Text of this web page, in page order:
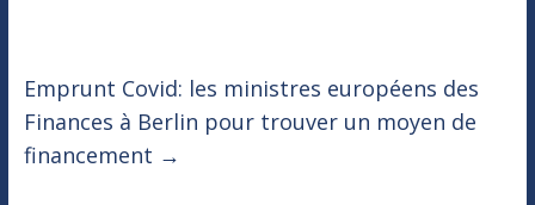
Emprunt Covid: les ministres européens des
Finances à Berlin pour trouver un moyen de
financement →